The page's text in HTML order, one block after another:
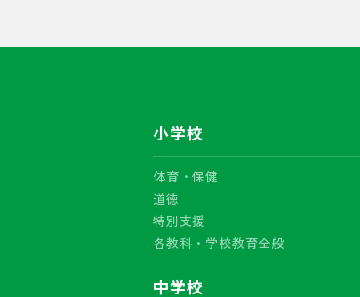
小学校
体育・保健
道徳
特別支援
各教科・学校教育全般
中学校